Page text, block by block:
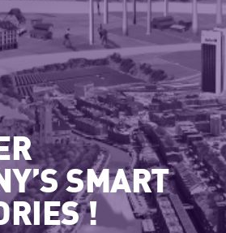
SMART
!